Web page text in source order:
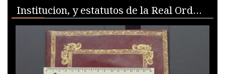
Media Viewer Institucion, y estatutos de la Real Orden de San Genaro